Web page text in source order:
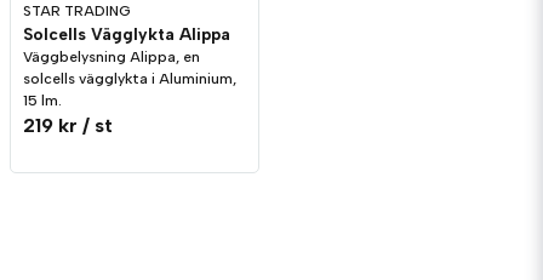
STAR TRADING
Solcells Vägglykta Alippa
Väggbelysning Alippa, en
solcells vägglykta i Aluminium,
15 lm.
219 kr / st